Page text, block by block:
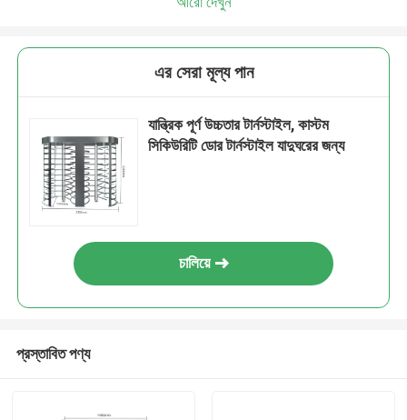
এর সেরা মূল্য পান
যান্ত্রিক পূর্ণ উচ্চতার টার্নস্টাইল, কাস্টম
সিকিউরিটি ডোর টার্নস্টাইল যাদুঘরের জন্য
চালিয়ে
প্রস্তাবিত পণ্য